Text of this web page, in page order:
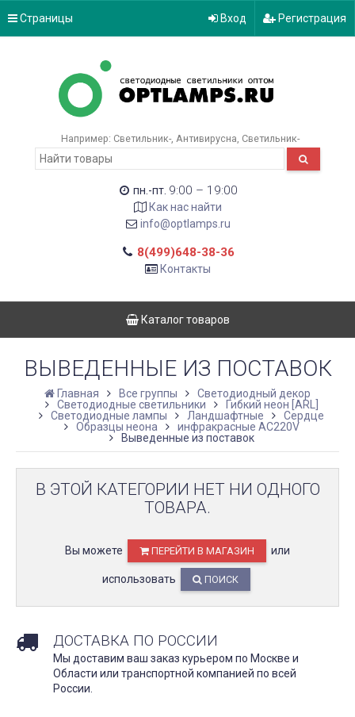
Страницы Вход Регистрация
Например: Светильник- Антивирусна Светильник-
пн.-пт. 9:00 – 19:00
Как нас найти
info@optlamps.ru
8(499)648-38-36
Контакты
Каталог товаров
ВЫВЕДЕННЫЕ ИЗ ПОСТАВОК
Главная Все группы
Светодиодный декор
Светодиодные светильники
Гибкий неон [ARL]
Светодиодные лампы
Ландшафтные
Сердце
Образцы неона
инфракрасные AC220V
Выведенные из поставок
В ЭТОЙ КАТЕГОРИИ НЕТ НИ ОДНОГО
ТОВАРА.
Вы можете ПЕРЕЙТИ В МАГАЗИН или
использовать ПОИСК
ДОСТАВКА ПО РОССИИ
Мы доставим ваш заказ курьером по Москве и
Области или транспортной компанией по всей
России.